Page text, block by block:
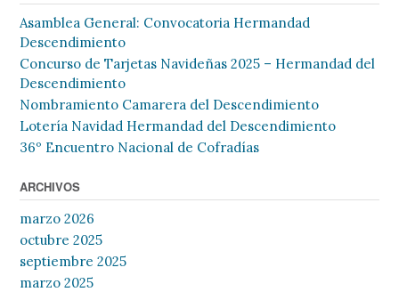
Asamblea General: Convocatoria Hermandad
Descendimiento
Concurso de Tarjetas Navideñas 2025 – Hermandad del
Descendimiento
Nombramiento Camarera del Descendimiento
Lotería Navidad Hermandad del Descendimiento
36º Encuentro Nacional de Cofradías
ARCHIVOS
marzo 2026
octubre 2025
septiembre 2025
marzo 2025